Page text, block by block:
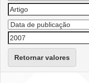
Retornar valores